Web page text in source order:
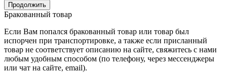
Продолжить
Бракованный товар
Если Вам попался бракованный товар или товар был
испорчен при транспортировке, а также если присланный
товар не соответствует описанию на сайте, свяжитесь с нами
любым удобным способом (по телефону, через мессенджеры
или чат на сайте, email).